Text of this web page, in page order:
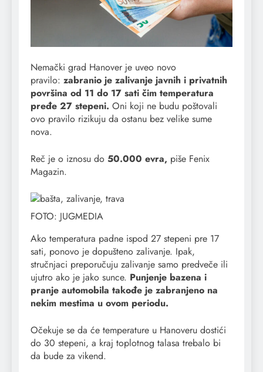
Nemački grad Hanover je uveo novo
pravilo: zabranio je zalivanje javnih i privatnih
površina od 11 do 17 sati čim temperatura
pređe 27 stepeni. Oni koji ne budu poštovali
ovo pravilo rizikuju da ostanu bez velike sume
nova.
Reč je o iznosu do 50.000 evra, piše Fenix
Magazin.
FOTO: JUGMEDIA
Ako temperatura padne ispod 27 stepeni pre 17
sati, ponovo je dopušteno zalivanje. Ipak,
stručnjaci preporučuju zalivanje samo predveče ili
ujutro ako je jako sunce. Punjenje bazena i
pranje automobila takođe je zabranjeno na
nekim mestima u ovom periodu.
Očekuje se da će temperature u Hanoveru dostići
do 30 stepeni, a kraj toplotnog talasa trebalo bi
da bude za vikend.